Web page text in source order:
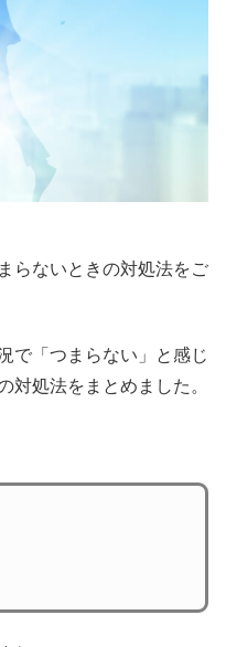
らないときの対処法をご
で「つまらない」と感じ
対処法をまとめました。